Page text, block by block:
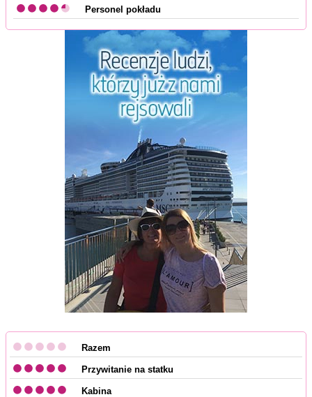
Personel pokładu
Razem
Przywitanie na statku
Kabina